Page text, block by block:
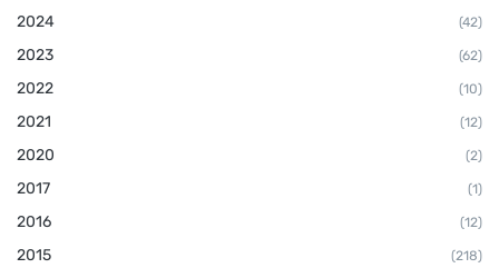
2024 (42)
2023 (62)
2022 (10)
2021 (12)
2020 (2)
2017 (1)
2016 (12)
2015 (218)